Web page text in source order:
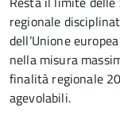
regionale
dell’Unione
nella misura
finalità regionale
agevolabili.